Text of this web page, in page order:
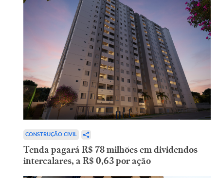
CONSTRUÇÃO CIVIL
Tenda pagará R$ 78 milhões em dividendos
intercalares, a R$ 0,63 por ação